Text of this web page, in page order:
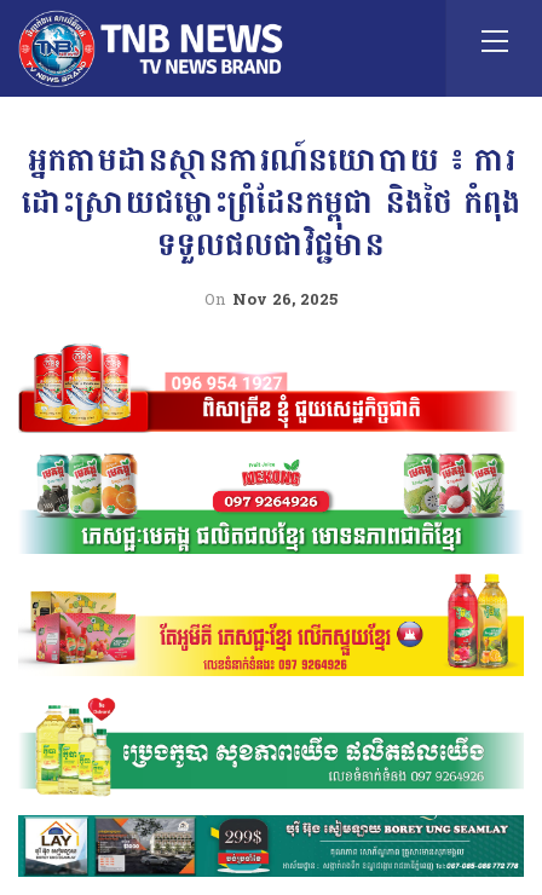
អ្នកតាមដានស្ថានការណ៍នយោបាយ ៖ ការ
ដោះស្រាយជម្លោះព្រំដែនកម្ពុជា និងថៃ កំពុង
ទទួលផលជាវិជ្ជមាន
On Nov 26, 2025